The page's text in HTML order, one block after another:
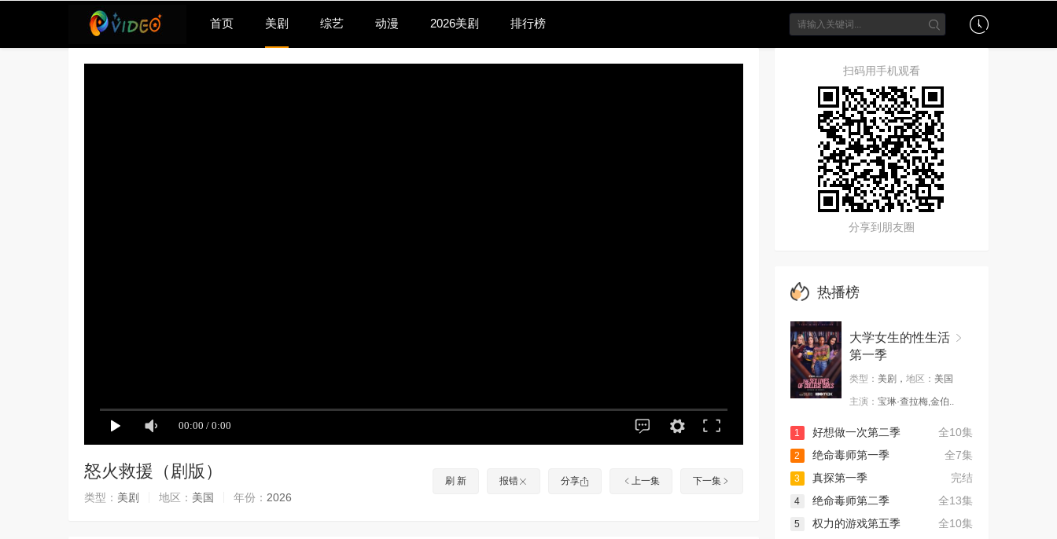
首页 美剧 综艺 动漫 2026美剧 排行榜
刷 新 报错 分享 上一集 下一集
怒火救援（剧版）
类型： 美剧 地区： 美国 年份： 2026
扫码用手机观看
分享到朋友圈
热播榜
大学女生的性生活
第一季
类型： 美剧， 地区： 美国
主演： 宝琳·查拉梅,金伯..
全10集
1
好想做一次第二季
全7集
2
绝命毒师第一季
完结
3
真探第一季
全13集
4
绝命毒师第二季
全10集
5
权力的游戏第五季